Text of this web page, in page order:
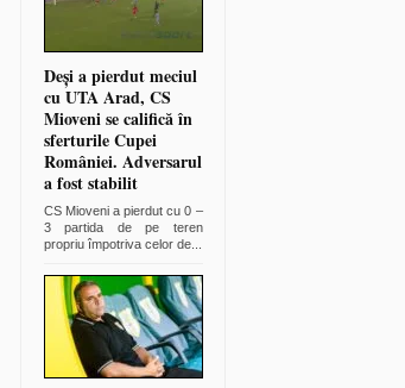
Deși a pierdut meciul
cu UTA Arad, CS
Mioveni se califică în
sferturile Cupei
României. Adversarul
a fost stabilit
CS Mioveni a pierdut cu 0 –
3 partida de pe teren
propriu împotriva celor de...